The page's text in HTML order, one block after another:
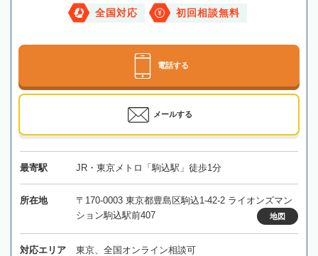
全国対応 初回相談無料
電話する
メールする
最寄駅 JR・東京メトロ「駒込駅」徒歩1分
所在地
〒170-0003 東京都豊島区駒込1-42-2 ライオンズマン
ション駒込駅前407
地図
対応エリア 東京、全国オンライン相談可